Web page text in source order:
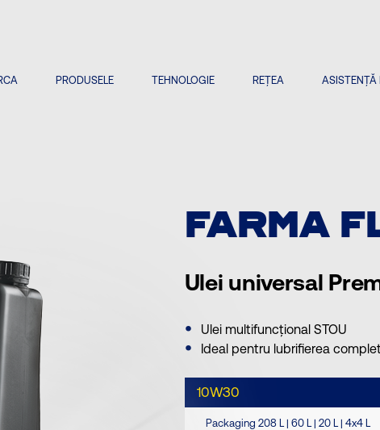
PRODUSELE TEHNOLOGIE REȚEA ASISTENȚĂ
FARMA
Ulei universal
Ulei multifuncțional STOU
Ideal pentru lubrifierea
10W30
Packaging 208 L | 60 L | 20 L | 4x4 L